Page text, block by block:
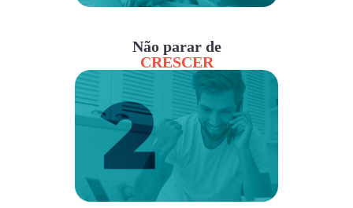
Não parar de
CRESCER